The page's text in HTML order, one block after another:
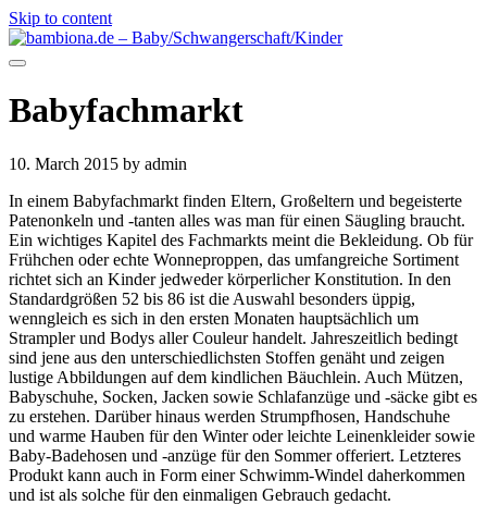
Skip to content
Babyfachmarkt
10. March 2015 by admin
In einem Babyfachmarkt finden Eltern, Großeltern und begeisterte
Patenonkeln und -tanten alles was man für einen Säugling braucht.
Ein wichtiges Kapitel des Fachmarkts meint die Bekleidung. Ob für
Frühchen oder echte Wonneproppen, das umfangreiche Sortiment
richtet sich an Kinder jedweder körperlicher Konstitution. In den
Standardgrößen 52 bis 86 ist die Auswahl besonders üppig,
wenngleich es sich in den ersten Monaten hauptsächlich um
Strampler und Bodys aller Couleur handelt. Jahreszeitlich bedingt
sind jene aus den unterschiedlichsten Stoffen genäht und zeigen
lustige Abbildungen auf dem kindlichen Bäuchlein. Auch Mützen,
Babyschuhe, Socken, Jacken sowie Schlafanzüge und -säcke gibt es
zu erstehen. Darüber hinaus werden Strumpfhosen, Handschuhe
und warme Hauben für den Winter oder leichte Leinenkleider sowie
Baby-Badehosen und -anzüge für den Sommer offeriert. Letzteres
Produkt kann auch in Form einer Schwimm-Windel daherkommen
und ist als solche für den einmaligen Gebrauch gedacht.